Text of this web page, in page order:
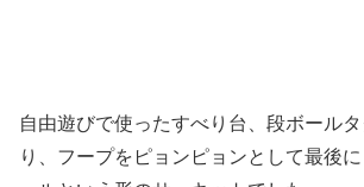
自由遊びで使ったすべり台、段ボール
り、フープをピョンピョンとして最後